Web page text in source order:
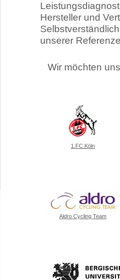
Hersteller und
unserer
Wir möchten
1.FC Köln
Aldro Cycling Team